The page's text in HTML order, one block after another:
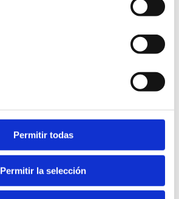
Permitir todas
Permitir la selección
Universitaria de Enfermería
25